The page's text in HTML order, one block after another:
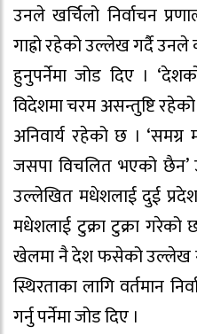
उनले खर्चिलो निर्वाचन
गाह्रो रहेको उल्लेख गर्दै उनले
हुनुपर्नेमा जोड दिए ।
विदेशमा चरम असन्तुष्टि
अनिवार्य रहेको छ ।
जसपा विचलित भएको छैन’
उल्लेखित मधेशलाई दुई
मधेशलाई टुक्रा टुक्रा
खेलमा नै देश फसेको उल्लेख
स्थिरताका लागि वर्तमान
गर्नु पर्नेमा जोड दिए ।